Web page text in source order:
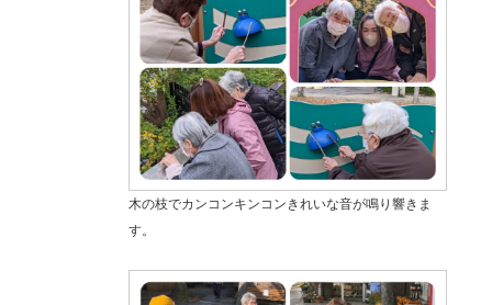
木の枝でカンコンキンコンきれいな音が鳴り響きま
す。